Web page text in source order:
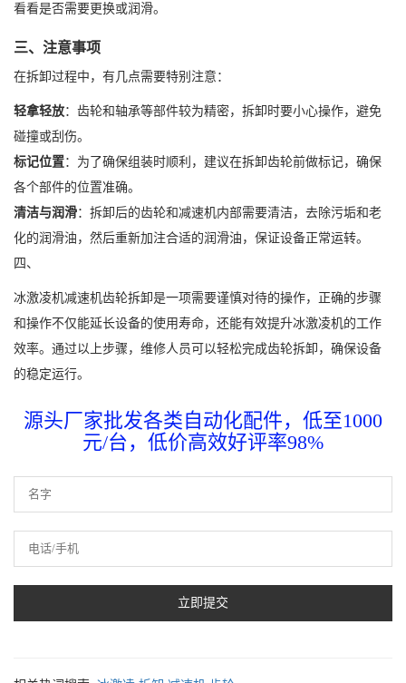
看看是否需要更换或润滑。
三、注意事项
在拆卸过程中，有几点需要特别注意：
轻拿轻放：齿轮和轴承等部件较为精密，拆卸时要小心操作，避免
碰撞或刮伤。
标记位置：为了确保组装时顺利，建议在拆卸齿轮前做标记，确保
各个部件的位置准确。
清洁与润滑：拆卸后的齿轮和减速机内部需要清洁，去除污垢和老
化的润滑油，然后重新加注合适的润滑油，保证设备正常运转。
四、
冰激凌机减速机齿轮拆卸是一项需要谨慎对待的操作，正确的步骤
和操作不仅能延长设备的使用寿命，还能有效提升冰激凌机的工作
效率。通过以上步骤，维修人员可以轻松完成齿轮拆卸，确保设备
的稳定运行。
源头厂家批发各类自动化配件，低至1000
元/台，低价高效好评率98%